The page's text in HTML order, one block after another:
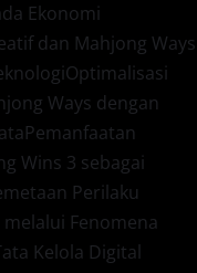
Ekonomi
dan Mahjong Ways
Optimalisasi
Ways dengan
Pemanfaatan
Wins 3 sebagai
Perilaku
Fenomena
Kelola Digital